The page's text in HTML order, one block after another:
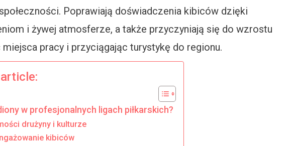
Poprawiają doświadczenia kibiców dzięki
i żywej atmosferze, a także przyczyniają się do wzrostu
pracy i przyciągając turystykę do regionu.
w profesjonalnych ligach piłkarskich?
drużyny i kulturze
kibiców